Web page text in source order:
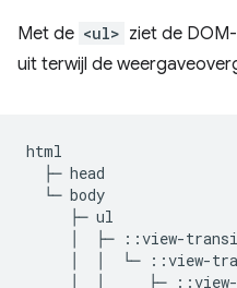
Met de <ul> ziet de
uit terwijl de
html
  ├─ head
  └─ body
     ├─ ul
│  ├─ ::view-
│  │  └─ ::view-
│  │     ├─